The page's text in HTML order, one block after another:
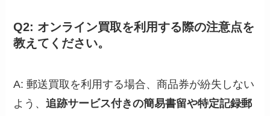
Q2: オンライン買取を利用する際の注意点を
教えてください。
A: 郵送買取を利用する場合、商品券が紛失しない
よう、追跡サービス付きの簡易書留や特定記録郵